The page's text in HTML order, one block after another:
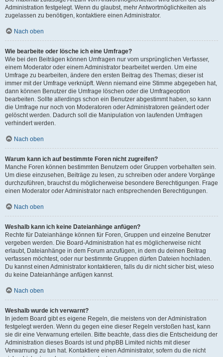
Administration festgelegt. Wenn du glaubst, mehr Antwortmöglichkeiten als
zugelassen zu benötigen, kontaktiere einen Administrator.
Nach oben
Wie bearbeite oder lösche ich eine Umfrage?
Wie bei den Beiträgen können Umfragen nur vom ursprünglichen Verfasser,
einem Moderator oder einem Administrator bearbeitet werden. Um eine
Umfrage zu bearbeiten, ändere den ersten Beitrag des Themas; dieser ist
immer mit der Umfrage verknüpft. Wenn niemand eine Stimme abgegeben hat,
dann können Benutzer die Umfrage löschen oder die Umfrageoption
bearbeiten. Sollte allerdings schon ein Benutzer abgestimmt haben, so kann
die Umfrage nur noch von Moderatoren oder Administratoren geändert oder
gelöscht werden. Dadurch soll die Manipulation von laufenden Umfragen
verhindert werden.
Nach oben
Warum kann ich auf bestimmte Foren nicht zugreifen?
Manche Foren können bestimmten Benutzern oder Gruppen vorbehalten sein.
Um diese einzusehen, Beiträge zu lesen, zu schreiben oder andere Vorgänge
durchzuführen, brauchst du möglicherweise besondere Berechtigungen. Frage
einen Moderator oder Administrator nach entsprechenden Berechtigungen.
Nach oben
Weshalb kann ich keine Dateianhänge anfügen?
Rechte für Dateianhänge können für Foren, Gruppen und einzelne Benutzer
vergeben werden. Die Board-Administration hat es möglicherweise nicht
erlaubt, Dateianhänge in dem Forum anzufügen, in dem du deinen Beitrag
verfassen möchtest, oder nur bestimmte Gruppen dürfen Dateien hochladen.
Du kannst einen Administrator kontaktieren, falls du dir nicht sicher bist, wieso
du keine Dateianhänge anfügen kannst.
Nach oben
Weshalb wurde ich verwarnt?
In jedem Board gibt es eigene Regeln, die meistens von der Administration
festgelegt werden. Wenn du gegen eine dieser Regeln verstoßen hast, kann
sie dir eine Verwarnung erteilen. Bitte beachte, dass dies die Entscheidung der
Administration dieses Boards ist und phpBB Limited nichts mit dieser
Verwarnung zu tun hat. Kontaktiere einen Administrator, sofern du die nicht